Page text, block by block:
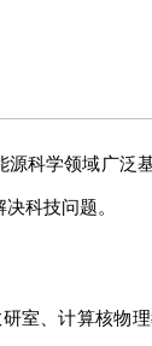
科学领域广泛
科技问题。
室、计算核物